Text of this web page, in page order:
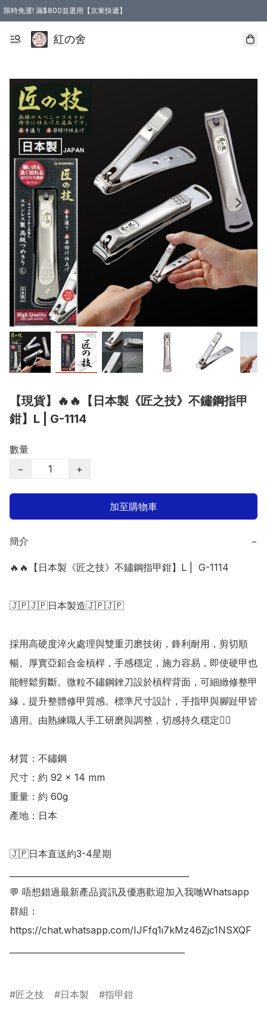
限時免運! 滿$800並選用【京東快遞】
紅の舍
【現貨】🔥🔥【日本製《匠之技》不鏽鋼指甲
鉗】L | G-1114
數量
−
+
加至購物車
簡介 −
🔥🔥【日本製《匠之技》不鏽鋼指甲鉗】L |  G-1114
🇯🇵🇯🇵日本製造🇯🇵🇯🇵
採用高硬度淬火處理與雙重刃磨技術，鋒利耐用，剪切順
暢。厚實亞鉛合金槓桿，手感穩定，施力容易，即使硬甲也
能輕鬆剪斷。微粒不鏽鋼銼刀設於槓桿背面，可細緻修整甲
緣，提升整體修甲質感。標準尺寸設計，手指甲與腳趾甲皆
適用。由熟練職人手工研磨與調整，切感持久穩定👍🏻
材質：不鏽鋼
尺寸：約 92 × 14 mm
重量：約 60g
產地：日本
🇯🇵日本直送約3-4星期
💬 唔想錯過最新產品資訊及優惠歡迎加入我哋Whatsapp
群組：
https://chat.whatsapp.com/IJFfq1i7kMz46Zjc1NSXQF
匠之技 日本製 指甲鉗